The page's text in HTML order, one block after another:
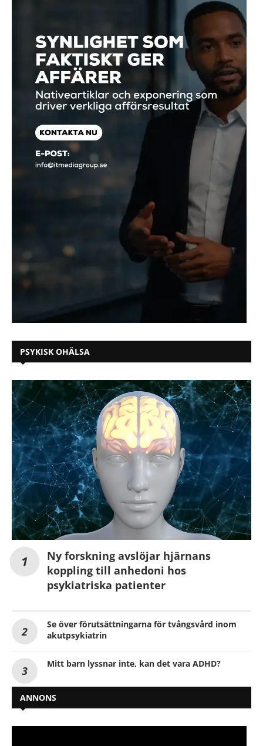
PSYKISK OHÄLSA
Ny forskning avslöjar hjärnans
koppling till anhedoni hos
psykiatriska patienter
Se över förutsättningarna för tvångsvård inom
akutpsykiatrin
Mitt barn lyssnar inte, kan det vara ADHD?
ANNONS